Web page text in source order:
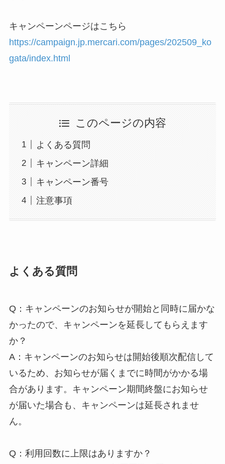
キャンペーンページはこちら
https://campaign.jp.mercari.com/pages/202509_ko
gata/index.html
このページの内容
よくある質問
キャンペーン詳細
キャンペーン番号
注意事項
よくある質問
Q：キャンペーンのお知らせが開始と同時に届かな
かったので、キャンペーンを延長してもらえます
か？
A：キャンペーンのお知らせは開始後順次配信して
いるため、お知らせが届くまでに時間がかかる場
合があります。キャンペーン期間終盤にお知らせ
が届いた場合も、キャンペーンは延長されませ
ん。
Q：利用回数に上限はありますか？